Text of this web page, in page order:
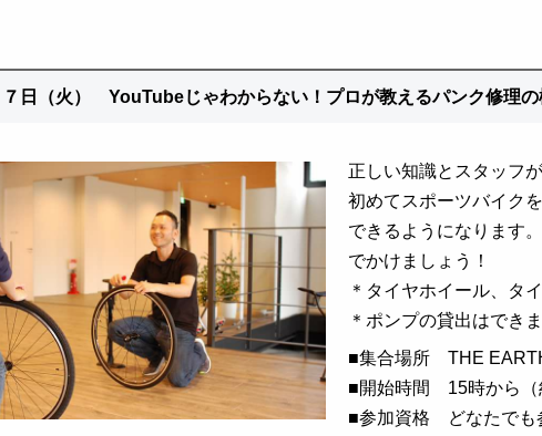
７日（火） YouTubeじゃわからない！プロが教えるパンク修理の
正しい知識とスタッフ
初めてスポーツバイク
できるようになります
でかけましょう！
＊タイヤホイール、タ
＊ポンプの貸出はでき
■集合場所 THE
■開始時間 15時から（
■参加資格 どなたでも